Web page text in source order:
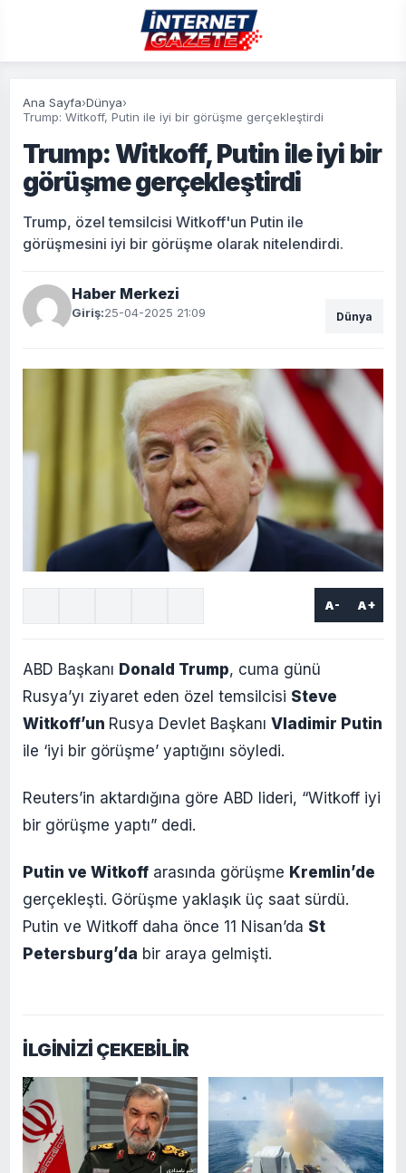
Ana Sayfa›Dünya›
Trump: Witkoff, Putin ile iyi bir görüşme gerçekleştirdi
Trump: Witkoff, Putin ile iyi bir
görüşme gerçekleştirdi
Trump, özel temsilcisi Witkoff'un Putin ile
görüşmesini iyi bir görüşme olarak nitelendirdi.
Haber Merkezi
Giriş:25-04-2025 21:09 Dünya
A- A+
ABD Başkanı Donald Trump, cuma günü
Rusya’yı ziyaret eden özel temsilcisi Steve
Witkoff’un Rusya Devlet Başkanı Vladimir Putin
ile ‘iyi bir görüşme’ yaptığını söyledi.
Reuters’in aktardığına göre ABD lideri, “Witkoff iyi
bir görüşme yaptı” dedi.
Putin ve Witkoff arasında görüşme Kremlin’de
gerçekleşti. Görüşme yaklaşık üç saat sürdü.
Putin ve Witkoff daha önce 11 Nisan’da St
Petersburg’da bir araya gelmişti.
İLGİNİZİ ÇEKEBİLİR